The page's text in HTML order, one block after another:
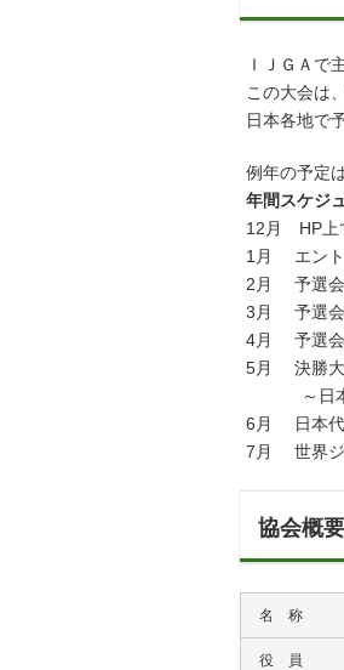
ＩＪＧＡで
この大会は
日本各地で
例年の予定
年間スケジ
12月 HP上
1月 エント
2月 予選
3月 予選会
4月 予選会
5月 決勝大
～日本代
6月 日本代
7月 世界ジ
協会概要
名 称
役 員